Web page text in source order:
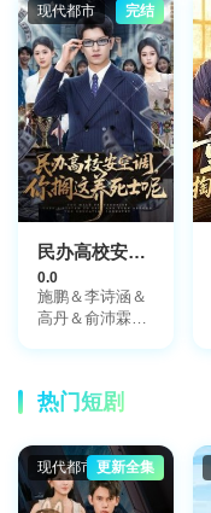
现代都市 完结
民办高校安空调，你搁这养死士呢
0.0
施鹏＆李诗涵＆
高丹＆俞沛霖＆
热门短剧
现代都市 更新全集